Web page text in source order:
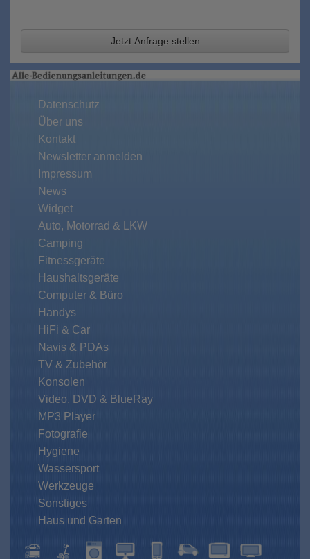
Jetzt Anfrage stellen
Datenschutz
Über uns
Kontakt
Newsletter anmelden
Impressum
News
Widget
Auto, Motorrad & LKW
Camping
Fitnessgeräte
Haushaltsgeräte
Computer & Büro
Handys
HiFi & Car
Navis & PDAs
TV & Zubehör
Konsolen
Video, DVD & BlueRay
MP3 Player
Fotografie
Hygiene
Wassersport
Werkzeuge
Sonstiges
Haus und Garten